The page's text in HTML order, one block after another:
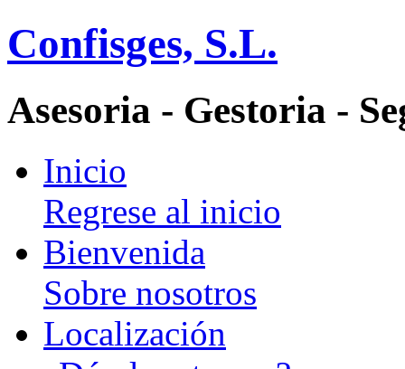
Confisges, S.L.
Asesoria - Gestoria -
Inicio
Regrese al inicio
Bienvenida
Sobre nosotros
Localización